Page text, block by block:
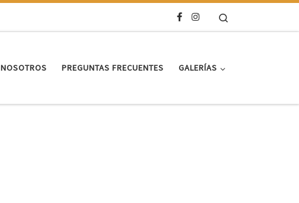
NOSOTROS PREGUNTAS FRECUENTES GALERÍAS